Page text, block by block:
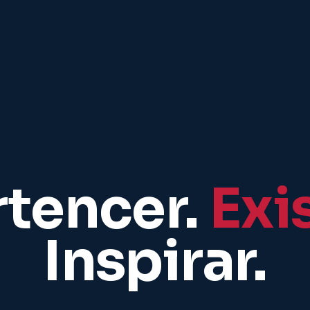
Inspirar.